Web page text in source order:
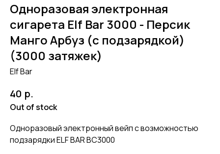
Одноразовая электронная
сигарета Elf Bar 3000 - Персик
Манго Арбуз (с подзарядкой)
(3000 затяжек)
Elf Bar
40 р.
Out of stock
Одноразовый электронный вейп с возможностью
подзарядки ELF BAR BC3000